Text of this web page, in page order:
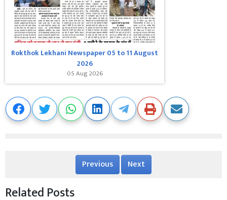
Rokthok Lekhani Newspaper 05 to 11 August
2026
05 Aug 2026
Previous Next
Related Posts